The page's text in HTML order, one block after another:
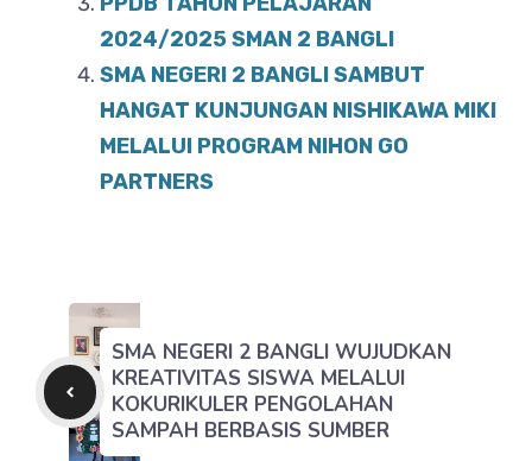
2024/2025 SMAN 2 BANGLI
SMA NEGERI 2 BANGLI SAMBUT
HANGAT KUNJUNGAN NISHIKAWA MIKI
MELALUI PROGRAM NIHON GO
PARTNERS
SMA NEGERI 2 BANGLI WUJUDKAN
KREATIVITAS SISWA MELALUI
KOKURIKULER PENGOLAHAN
SAMPAH BERBASIS SUMBER